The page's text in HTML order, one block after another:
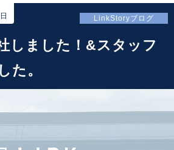
LinkStoryブログ
しました！&スタッフ
た。